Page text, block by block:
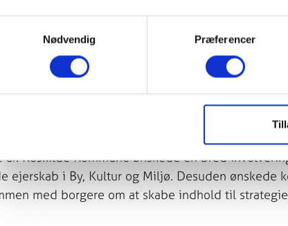
Nødvendig
Præferencer
I
ny grøn – blå strategi, der beskriver Roskilde
år. Roskilde Kommune ønskede en bred
ejerskab i By, Kultur og Miljø. Desuden ønskede
med borgere om at skabe indhold til